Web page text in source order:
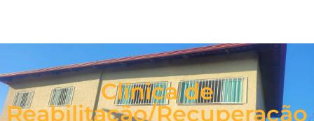
Clínica de
Reabilitação/Recuperação